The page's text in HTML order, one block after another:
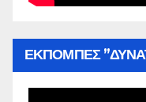
ΕΚΠΟΜΠΕΣ